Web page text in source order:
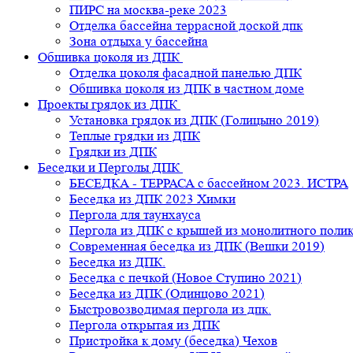
ПИРС на москва-реке 2023
Отделка бассейна террасной доской дпк
Зона отдыха у бассейна
Обшивка цоколя из ДПК
Отделка цоколя фасадной панелью ДПК
Обшивка цоколя из ДПК в частном доме
Проекты грядок из ДПК
Установка грядок из ДПК (Голицыно 2019)
Теплые грядки из ДПК
Грядки из ДПК
Беседки и Перголы ДПК
БЕСЕДКА - ТЕРРАСА с бассейном 2023. ИСТРА
Беседка из ДПК 2023 Химки
Пергола для таунхауса
Пергола из ДПК с крышей из монолитного
Современная беседка из ДПК (Вешки 2019)
Беседка из ДПК.
Беседка с печкой (Новое Ступино 2021)
Беседка из ДПК (Одинцово 2021)
Быстровозводимая пергола из дпк.
Пергола открытая из ДПК
Пристройка к дому (беседка) Чехов